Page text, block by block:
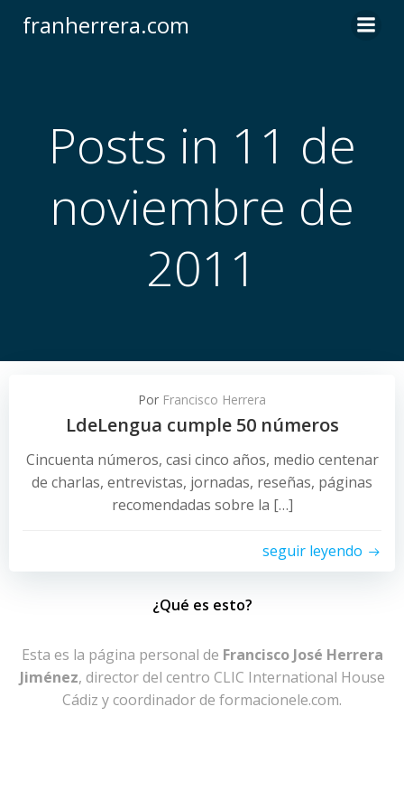
franherrera.com
Posts in 11 de
noviembre de
2011
Por Francisco Herrera
LdeLengua cumple 50 números
Cincuenta números, casi cinco años, medio centenar
de charlas, entrevistas, jornadas, reseñas, páginas
recomendadas sobre la […]
seguir leyendo
¿Qué es esto?
Esta es la página personal de Francisco José Herrera
Jiménez, director del centro CLIC International House
Cádiz y coordinador de formacionele.com.